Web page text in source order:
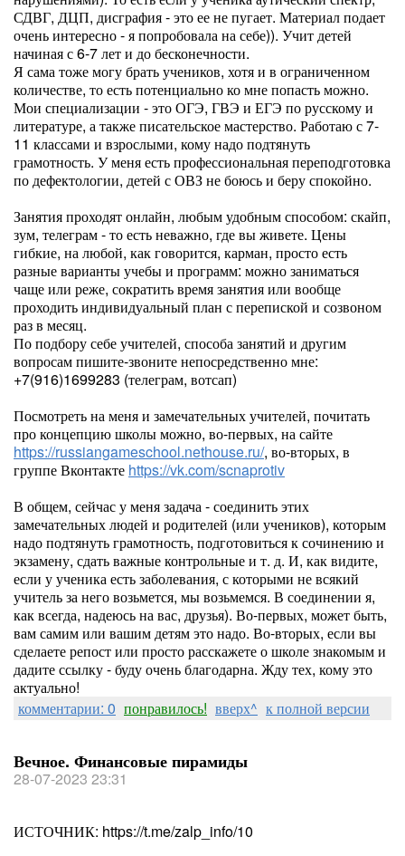
СДВГ, ДЦП, дисграфия - это ее не пугает. Материал подает
очень интересно - я попробовала на себе)). Учит детей
начиная с 6-7 лет и до бесконечности.
Я сама тоже могу брать учеников, хотя и в ограниченном
количестве, то есть потенциально ко мне попасть можно.
Мои специализации - это ОГЭ, ГВЭ и ЕГЭ по русскому и
литературе, а также писательское мастерство. Работаю с 7-
11 классами и взрослыми, кому надо подтянуть
грамотность. У меня есть профессиональная переподготовка
по дефектологии, детей с ОВЗ не боюсь и беру спокойно.
Занятия проходят онлайн, любым удобным способом: скайп,
зум, телеграм - то есть неважно, где вы живете. Цены
гибкие, на любой, как говорится, карман, просто есть
разные варианты учебы и программ: можно заниматься
чаще или реже, сократить время занятия или вообще
проходить индивидуальный план с перепиской и созвоном
раз в месяц.
По подбору себе учителей, способа занятий и другим
вопросам пишите-звоните непосредственно мне:
+7(916)1699283 (телеграм, вотсап)
Посмотреть на меня и замечательных учителей, почитать
про концепцию школы можно, во-первых, на сайте
https://russiangameschool.nethouse.ru/, во-вторых, в
группе Вконтакте https://vk.com/scnaprotiv
В общем, сейчас у меня задача - соединить этих
замечательных людей и родителей (или учеников), которым
надо подтянуть грамотность, подготовиться к сочинению и
экзамену, сдать важные контрольные и т. д. И, как видите,
если у ученика есть заболевания, с которыми не всякий
учитель за него возьмется, мы возьмемся. В соединении я,
как всегда, надеюсь на вас, друзья). Во-первых, может быть,
вам самим или вашим детям это надо. Во-вторых, если вы
сделаете репост или просто расскажете о школе знакомым и
дадите ссылку - буду очень благодарна. Жду тех, кому это
актуально!
комментарии: 0 понравилось! вверх^ к полной версии
Вечное. Финансовые пирамиды
28-07-2023 23:31
ИСТОЧНИК: https://t.me/zalp_info/10